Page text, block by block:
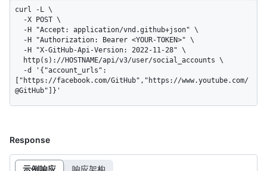
curl -L \
["https://facebook.com/GitHub","https://www.youtube.com/
@GitHub"]}'
Response
示例响应 响应架构